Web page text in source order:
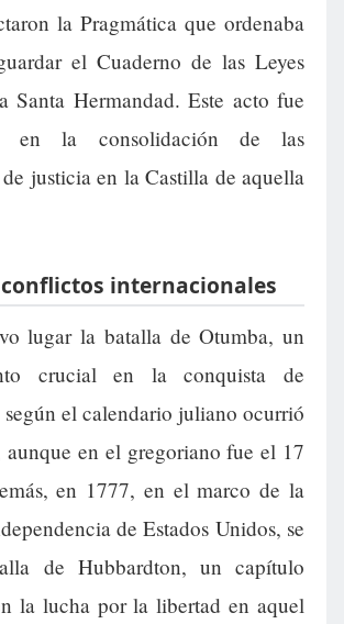
la Pragmática que ordenaba
el Cuaderno de las Leyes
Santa Hermandad. Este acto fue
en la consolidación de las
justicia en la Castilla de aquella
internacionales
lugar la batalla de Otumba, un
crucial en la conquista de
el calendario juliano ocurrió
en el gregoriano fue el 17
en 1777, en el marco de la
de Estados Unidos, se
de Hubbardton, un capítulo
la lucha por la libertad en aquel